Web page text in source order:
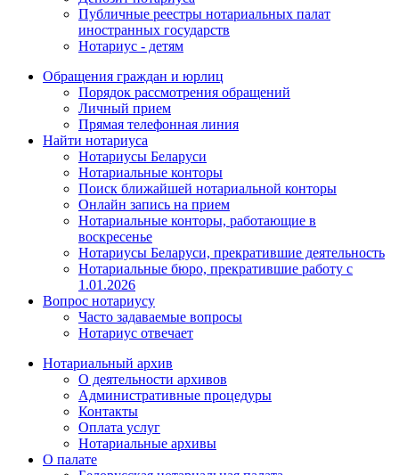
Публичные реестры нотариальных палат
иностранных государств
Нотариус - детям
Обращения граждан и юрлиц
Порядок рассмотрения обращений
Личный прием
Прямая телефонная линия
Найти нотариуса
Нотариусы Беларуси
Нотариальные конторы
Поиск ближайшей нотариальной конторы
Онлайн запись на прием
Нотариальные конторы, работающие в
воскресенье
Нотариусы Беларуси, прекратившие деятельность
Нотариальные бюро, прекратившие работу с
1.01.2026
Вопрос нотариусу
Часто задаваемые вопросы
Нотариус отвечает
Нотариальный архив
О деятельности архивов
Административные процедуры
Контакты
Оплата услуг
Нотариальные архивы
О палате